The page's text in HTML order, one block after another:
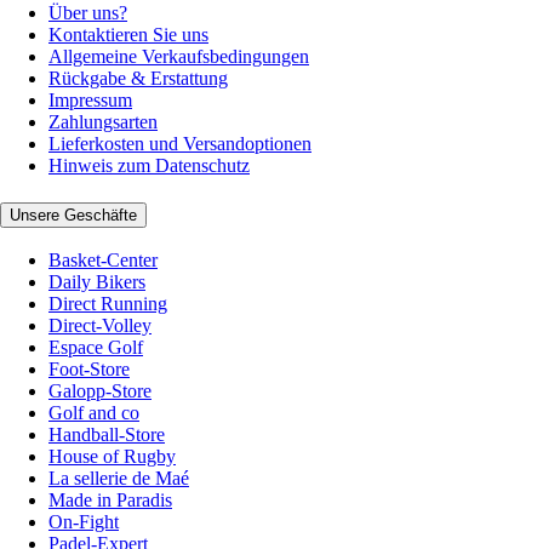
Über uns?
Kontaktieren Sie uns
Allgemeine Verkaufsbedingungen
Rückgabe & Erstattung
Impressum
Zahlungsarten
Lieferkosten und Versandoptionen
Hinweis zum Datenschutz
Unsere Geschäfte
Basket-Center
Daily Bikers
Direct Running
Direct-Volley
Espace Golf
Foot-Store
Galopp-Store
Golf and co
Handball-Store
House of Rugby
La sellerie de Maé
Made in Paradis
On-Fight
Padel-Expert